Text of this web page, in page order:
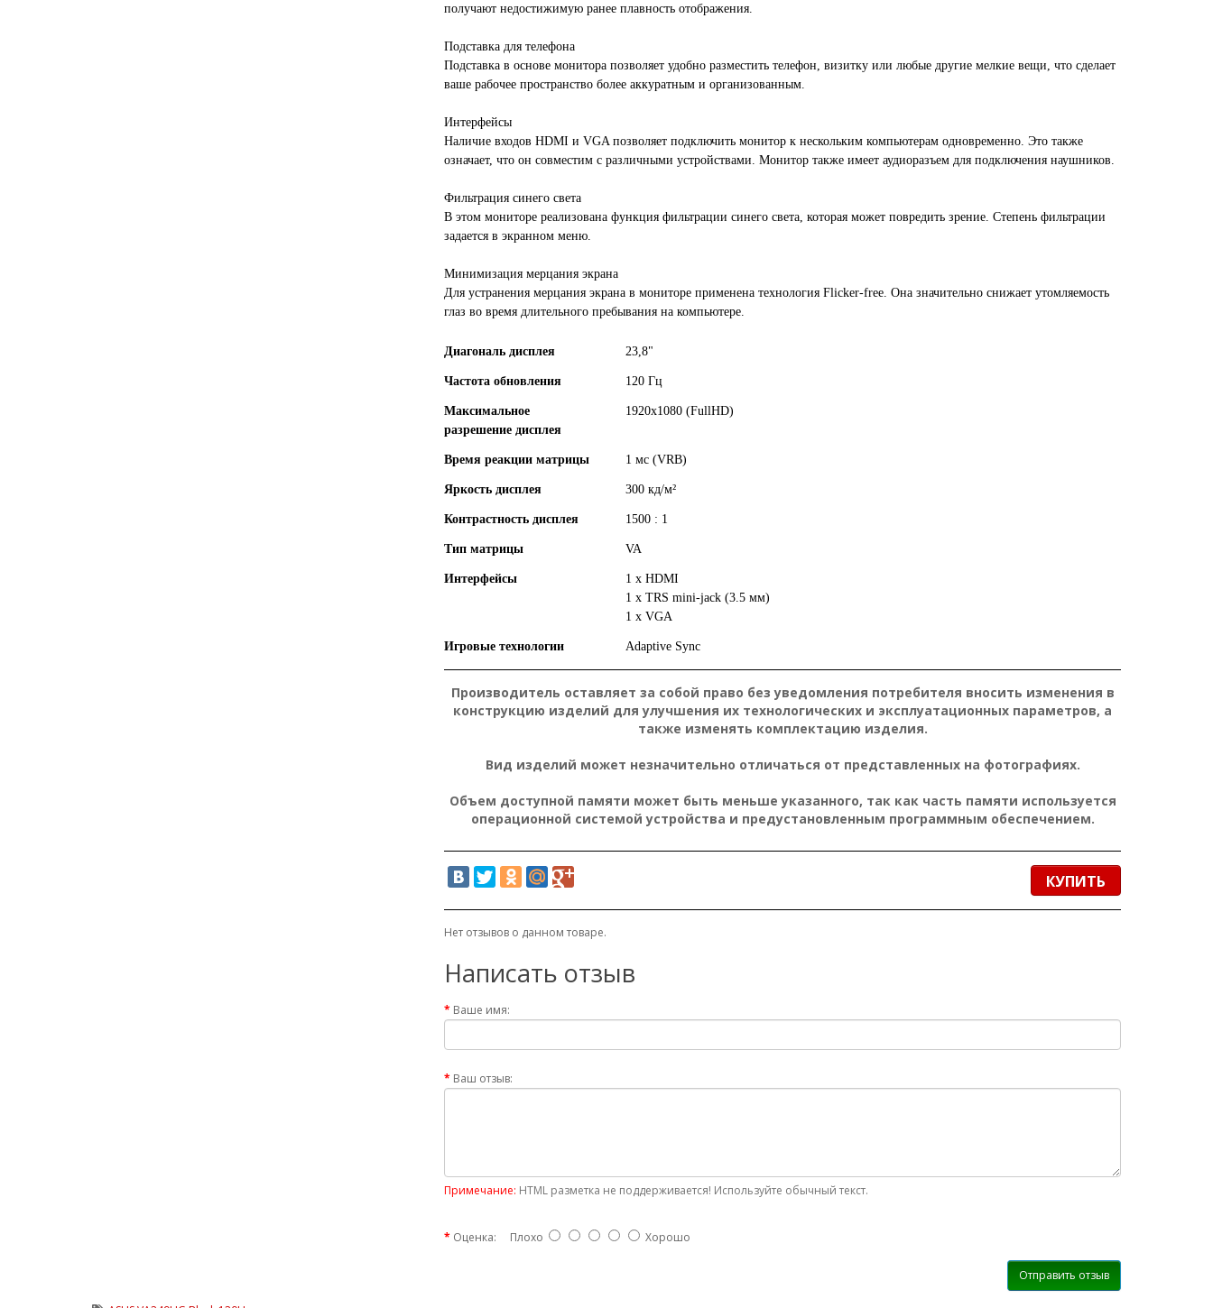
получают недостижимую ранее плавность отображения.
Подставка для телефона
Подставка в основе монитора позволяет удобно разместить телефон, визитку или любые другие мелкие вещи, что сделает
ваше рабочее пространство более аккуратным и организованным.
Интерфейсы
Наличие входов HDMI и VGA позволяет подключить монитор к нескольким компьютерам одновременно. Это также
означает, что он совместим с различными устройствами. Монитор также имеет аудиоразъем для подключения наушников.
Фильтрация синего света
В этом мониторе реализована функция фильтрации синего света, которая может повредить зрение. Степень фильтрации
задается в экранном меню.
Минимизация мерцания экрана
Для устранения мерцания экрана в мониторе применена технология Flicker-free. Она значительно снижает утомляемость
глаз во время длительного пребывания на компьютере.
Диагональ дисплея 23,8"
Частота обновления 120 Гц
Максимальное
разрешение дисплея
1920x1080 (FullHD)
Время реакции матрицы 1 мс (VRB)
Яркость дисплея 300 кд/м²
Контрастность дисплея 1500 : 1
Тип матрицы VA
Интерфейсы
1 x HDMI
1 x TRS mini-jack (3.5 мм)
1 x VGA
Игровые технологии Adaptive Sync
Производитель оставляет за собой право без уведомления потребителя вносить изменения в
конструкцию изделий для улучшения их технологических и эксплуатационных параметров, а
также изменять комплектацию изделия.
Вид изделий может незначительно отличаться от представленных на фотографиях.
Объем доступной памяти может быть меньше указанного, так как часть памяти используется
операционной системой устройства и предустановленным программным обеспечением.
КУПИТЬ
Нет отзывов о данном товаре.
Написать отзыв
Ваше имя:
Ваш отзыв:
Примечание: HTML разметка не поддерживается! Используйте обычный текст.
Оценка: Плохо Хорошо
Отправить отзыв